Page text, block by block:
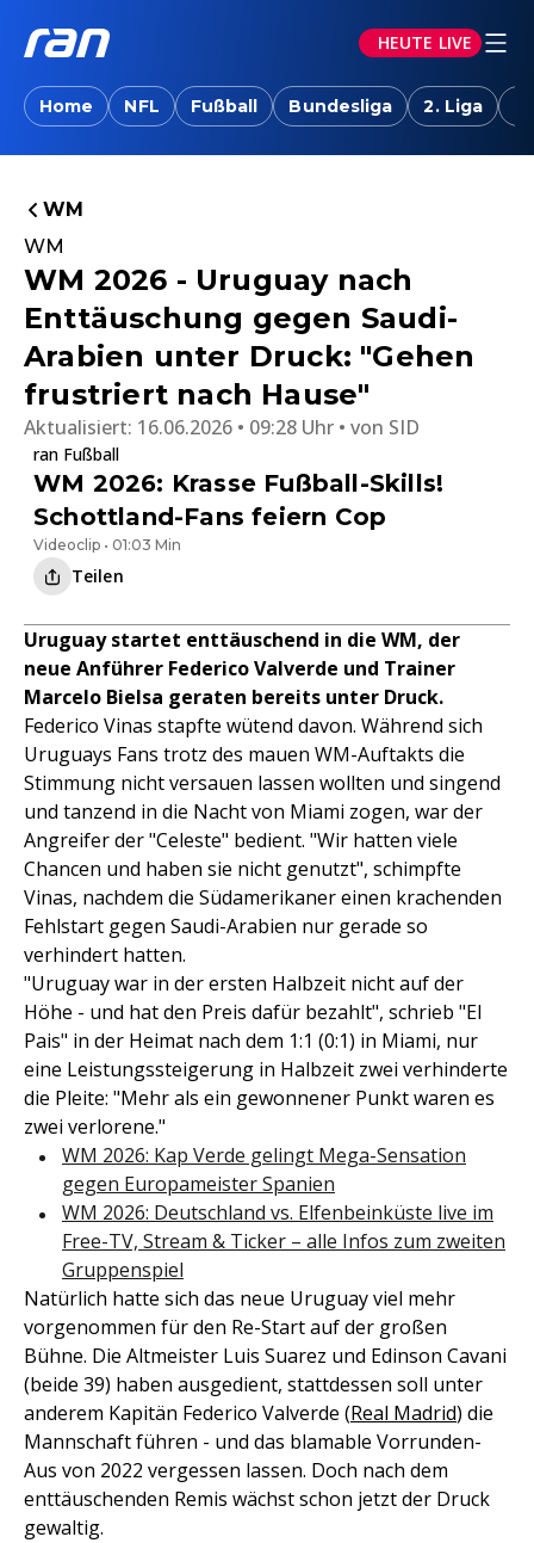
HEUTE LIVE
Home NFL Fußball Bundesliga 2. Liga
WM
WM
WM 2026 - Uruguay nach
Enttäuschung gegen Saudi-
Arabien unter Druck: "Gehen
frustriert nach Hause"
Aktualisiert: 16.06.2026 • 09:28 Uhr von SID
ran Fußball
WM 2026: Krasse Fußball-Skills!
Schottland-Fans feiern Cop
Videoclip • 01:03 Min
Teilen
Uruguay startet enttäuschend in die WM, der
neue Anführer Federico Valverde und Trainer
Marcelo Bielsa geraten bereits unter Druck.
Federico Vinas stapfte wütend davon. Während sich
Uruguays Fans trotz des mauen WM-Auftakts die
Stimmung nicht versauen lassen wollten und singend
und tanzend in die Nacht von Miami zogen, war der
Angreifer der "Celeste" bedient. "Wir hatten viele
Chancen und haben sie nicht genutzt", schimpfte
Vinas, nachdem die Südamerikaner einen krachenden
Fehlstart gegen Saudi-Arabien nur gerade so
verhindert hatten.
"Uruguay war in der ersten Halbzeit nicht auf der
Höhe - und hat den Preis dafür bezahlt", schrieb "El
Pais" in der Heimat nach dem 1:1 (0:1) in Miami, nur
eine Leistungssteigerung in Halbzeit zwei verhinderte
die Pleite: "Mehr als ein gewonnener Punkt waren es
zwei verlorene."
WM 2026: Kap Verde gelingt Mega-Sensation
gegen Europameister Spanien
WM 2026: Deutschland vs. Elfenbeinküste live im
Free-TV, Stream & Ticker – alle Infos zum zweiten
Gruppenspiel
Natürlich hatte sich das neue Uruguay viel mehr
vorgenommen für den Re-Start auf der großen
Bühne. Die Altmeister Luis Suarez und Edinson Cavani
(beide 39) haben ausgedient, stattdessen soll unter
anderem Kapitän Federico Valverde (Real Madrid) die
Mannschaft führen - und das blamable Vorrunden-
Aus von 2022 vergessen lassen. Doch nach dem
enttäuschenden Remis wächst schon jetzt der Druck
gewaltig.